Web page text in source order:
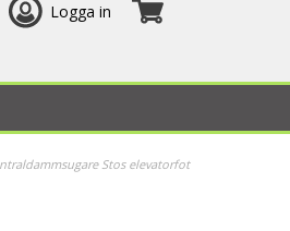
Logga in
Stos elevatorfot